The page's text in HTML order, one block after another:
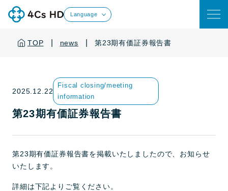
Language
TOP news 第23期有価証券報告書
2025.12.22
Fiscal closing/meeting
information
第23期有価証券報告書
第23期有価証券報告書を掲載いたしましたので、お知らせ
いたします。
詳細は下記よりご覧ください。